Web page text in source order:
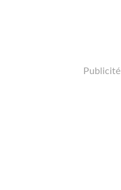
Publicité